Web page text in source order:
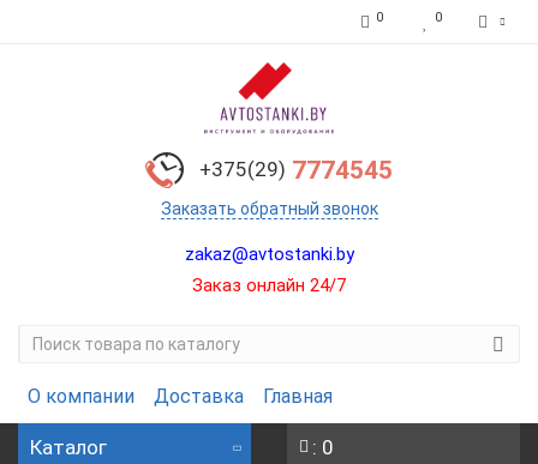
0 0
+375(29) 7774545
Заказать обратный звонок
zakaz@avtostanki.by
Заказ онлайн 24/7
О компании Доставка Главная
Каталог : 0